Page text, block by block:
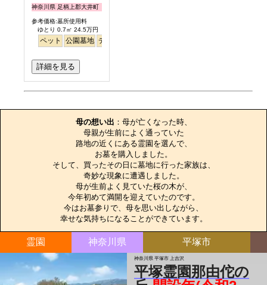
神奈川県 足柄上郡大井町
参考価格:墓所使用料
ゆとり 0.7㎡ 24.5万円
ペット 公園墓地 デザイン
詳細を見る
母の想い出 ：母が亡くなった時、
母親が生前によく通っていた
路地の近くにある霊園を選んで、
お墓を購入しました。
そして、買ったその日に墓地に行った家族は、
奇妙な現象に遭遇しました。
母が生前よく見ていた桜の木が、
今年初めて満開を迎えていたのです。
今はお墓参りで、母を思い出しながら、
幸せな気持ちになることができています。
霊園 神奈川県 平塚市
神奈川県 平塚市 上吉沢
平塚霊園那由佗の